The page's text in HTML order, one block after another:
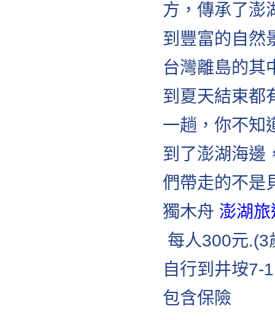
方，傳承了澎
到豐富的自然
台灣離島的其
到夏天結束都
一趟，你不知
到了澎湖海邊
們帶走的不是
獨木舟 澎湖旅
每人300元
自行到井垵7-
包含保險